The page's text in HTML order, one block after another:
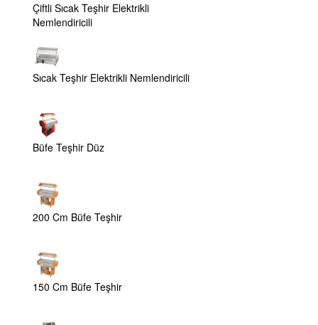
Çiftli Sıcak Teşhir Elektrikli
Nemlendiricili
Sıcak Teşhir Elektrikli Nemlendiricili
Büfe Teşhir Düz
200 Cm Büfe Teşhir
150 Cm Büfe Teşhir